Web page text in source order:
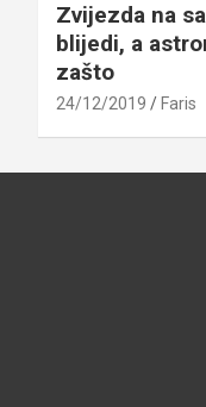
Zvijezda na
blijedi, a
zašto
24/12/2019 Faris